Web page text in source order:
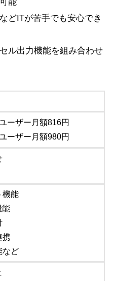
どITが苦手でも安心でき
ル出力機能を組み合わせ
ーザー月額816円
ーザー月額980円
機能
能
携
など